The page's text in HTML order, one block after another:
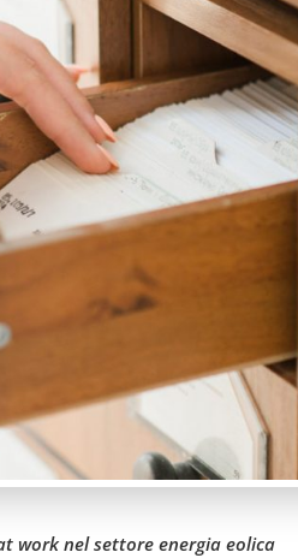
work nel settore energia eolica